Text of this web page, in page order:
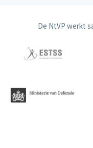
De NtVP werkt